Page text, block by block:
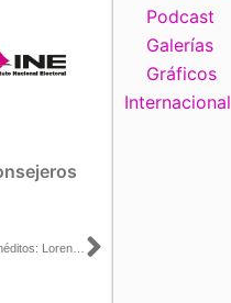
Siguiente
Podcast
Galerías
Gráficos
Internacional